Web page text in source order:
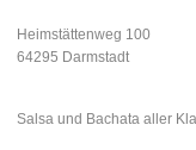
Heimstättenweg 100
64295 Darmstadt
Salsa und Bachata aller